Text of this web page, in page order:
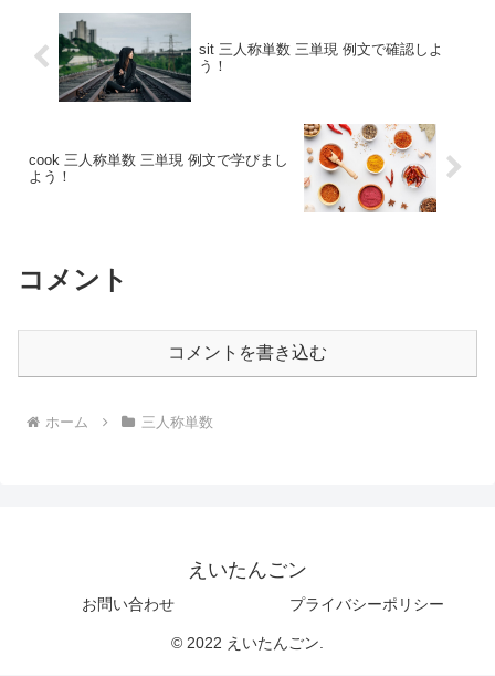
sit 三人称単数 三単現 例文で確認しよ
う！
cook 三人称単数 三単現 例文で学びまし
よう！
コメント
コメントを書き込む
ホーム 三人称単数
えいたんごン
お問い合わせ プライバシーポリシー
© 2022 えいたんごン.